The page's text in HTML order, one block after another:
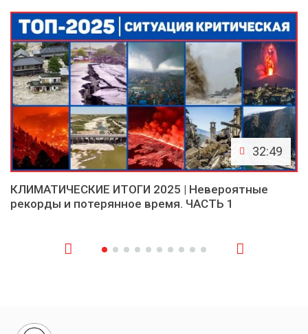
32:49
КЛИМАТИЧЕСКИЕ ИТОГИ 2025 | Невероятные
рекорды и потерянное время. ЧАСТЬ 1